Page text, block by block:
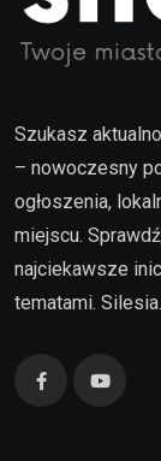
Szukasz
– nowoczesny
ogłoszenia,
miejscu.
najciekawsze
tematami.